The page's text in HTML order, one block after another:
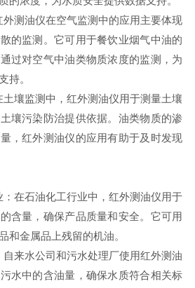
油仪在空气监测中的应用主要体现
的监测。它可用于餐饮业烟气中油的
过对空气中油类物质浓度的监测，为
持。
监测中，红外测油仪用于测量土壤
壤污染防治提供依据。油类物质的渗
，红外测油仪的应用有助于及时发现
石油化工行业中，红外测油仪用于
含量，确保产品质量和安全。它可用
和金属品上残留的机油。
水公司和污水处理厂使用红外测油
水中的含油量，确保水质符合相关标